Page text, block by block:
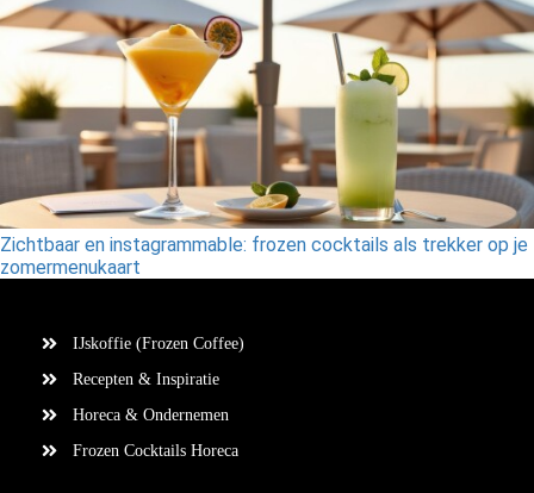
Zichtbaar en instagrammable: frozen cocktails als trekker op je
zomermenukaart
IJskoffie (Frozen Coffee)
Recepten & Inspiratie
Horeca & Ondernemen
Frozen Cocktails Horeca